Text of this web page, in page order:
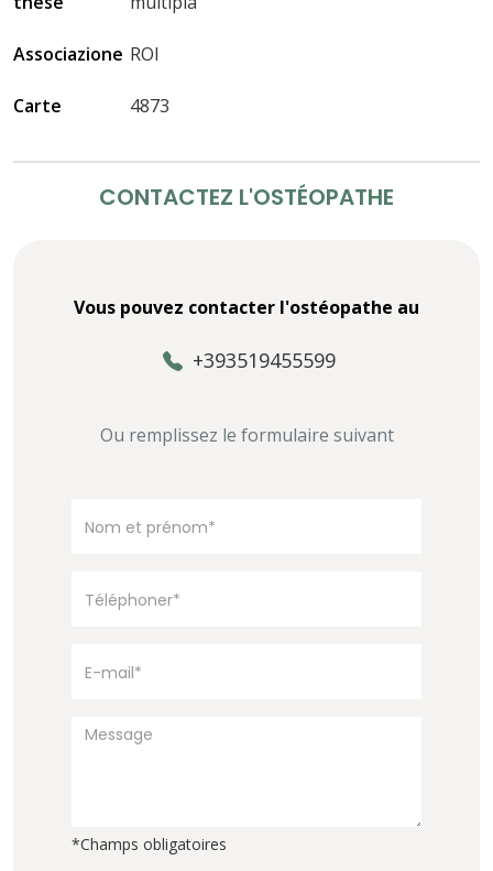
Associazione ROI
Carte 4873
CONTACTEZ L'OSTÉOPATHE
Vous pouvez contacter l'ostéopathe au
+393519455599
Ou remplissez le formulaire suivant
*Champs obligatoires